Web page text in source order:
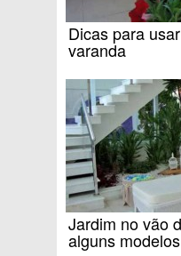
Dicas para
varanda
Jardim no vão
alguns modelos